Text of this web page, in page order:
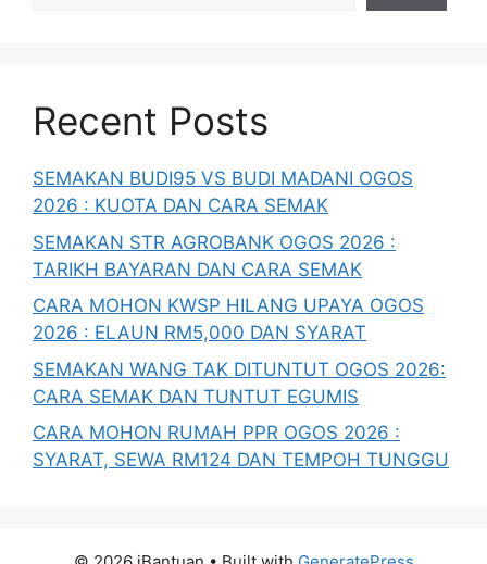
Recent Posts
SEMAKAN BUDI95 VS BUDI MADANI OGOS
2026 : KUOTA DAN CARA SEMAK
SEMAKAN STR AGROBANK OGOS 2026 :
TARIKH BAYARAN DAN CARA SEMAK
CARA MOHON KWSP HILANG UPAYA OGOS
2026 : ELAUN RM5,000 DAN SYARAT
SEMAKAN WANG TAK DITUNTUT OGOS 2026:
CARA SEMAK DAN TUNTUT EGUMIS
CARA MOHON RUMAH PPR OGOS 2026 :
SYARAT, SEWA RM124 DAN TEMPOH TUNGGU